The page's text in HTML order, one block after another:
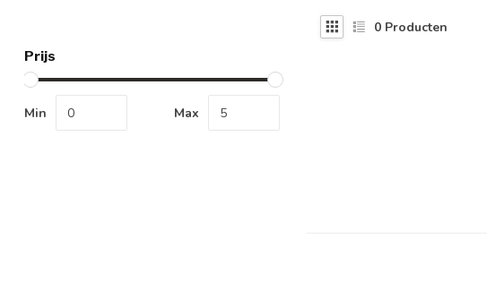
Prijs
Min Max
0 Producten